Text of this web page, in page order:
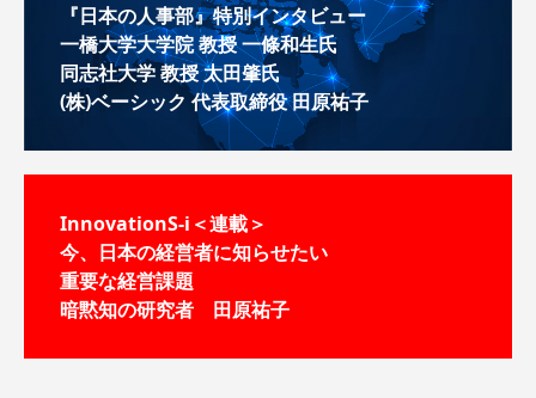
『日本の人事部』特別インタビュー
一橋大学大学院 教授 一條和生氏
同志社大学 教授 太田肇氏
(株)ベーシック 代表取締役 田原祐子
InnovationS-i＜連載＞
今、日本の経営者に知らせたい
重要な経営課題
暗黙知の研究者 田原祐子